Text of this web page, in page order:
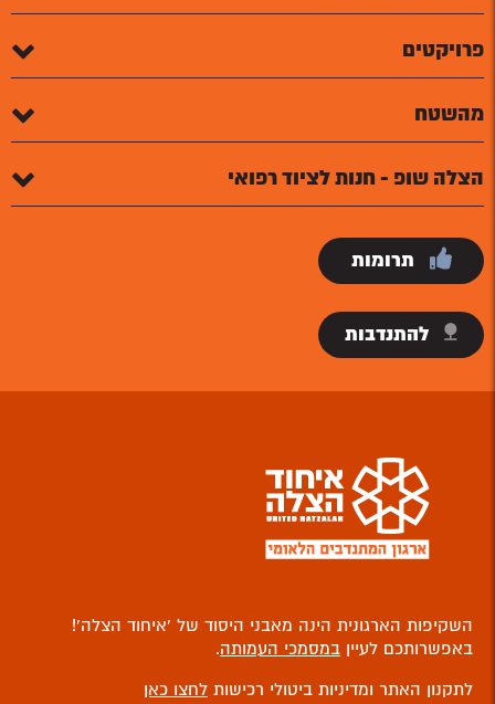
פרויקטים
מהשטח
הצלה שופ - חנות לציוד רפואי
תרומות
להתנדבות
השקיפות הארגונית הינה מאבני היסוד של ‘איחוד הצלה’!
באפשרותכם לעיין במסמכי העמותה.
לתקנון האתר ומדיניות ביטולי רכישות לחצו כאן